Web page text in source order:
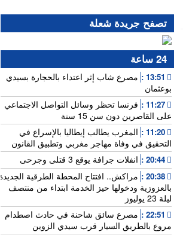
تصفح جريدة شعلة
24 ساعة
13:51 :
مصرع شاب إثر اعتداء بالحجارة بسيدي
بوعثمان
11:27 :
فرنسا تحظر وسائل التواصل الاجتماعي
على القاصرين دون سن 15 سنة
11:20 :
المغرب يطالب إيطاليا بالإسراع في
التحقيق في وفاة مهاجر مغربي وتطبيق القانون
20:44 : انفلات جرافة يوقع 3 قتلى وجرحى
20:38 :
مراكش.. افتتاح المحطة الطرقية الجديدة
بالعزوزية ودخولها حيز الخدمة ابتداء من منتصف
ليلة 23 يوليوز
22:51 :
مصرع سائق شاحنة في حادث اصطدام
مروع بالطريق السيار قرب سيدي الزوين